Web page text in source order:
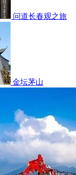
问道长春观之旅
金坛茅山